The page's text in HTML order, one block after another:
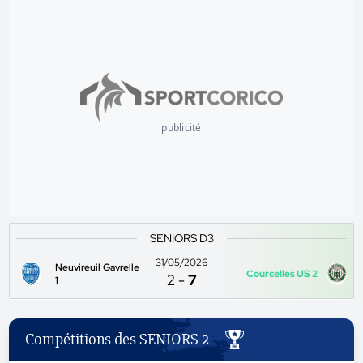
publicité
SENIORS D3
Neuvireuil Gavrelle
1
31/05/2026
2 -7 Courcelles US 2
Compétitions des SENIORS 2